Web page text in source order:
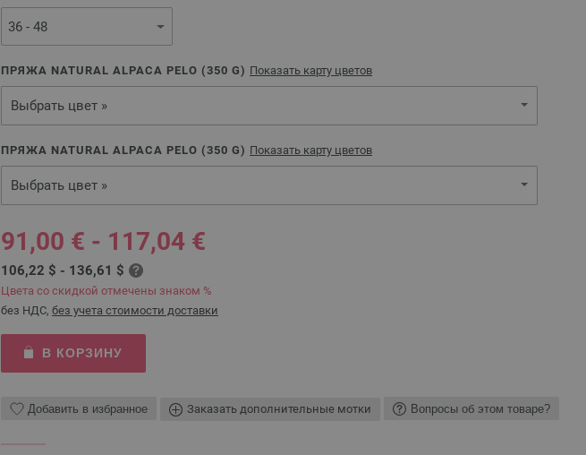
ПРЯЖА NATURAL ALPACA PELO (350 G) Показать карту цветов
Выбрать цвет »
ПРЯЖА NATURAL ALPACA PELO (350 G) Показать карту цветов
Выбрать цвет »
91,00 € - 117,04 €
106,22 $ - 136,61 $
Цвета со скидкой отмечены знаком %
без НДС, без учета стоимости доставки
В КОРЗИНУ
Добавить в избранное Заказать дополнительные мотки Вопросы об этом товаре?